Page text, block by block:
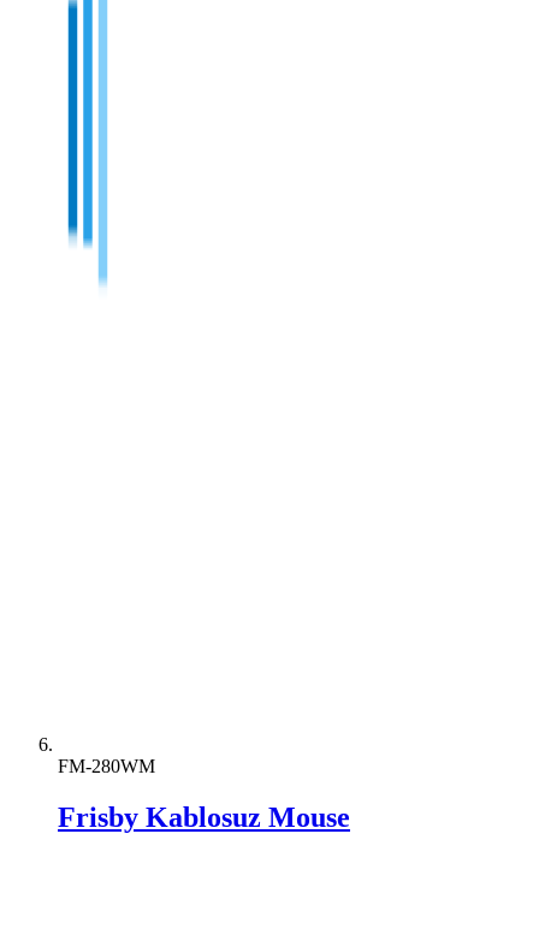
FM-280WM
Frisby Kablosuz Mouse